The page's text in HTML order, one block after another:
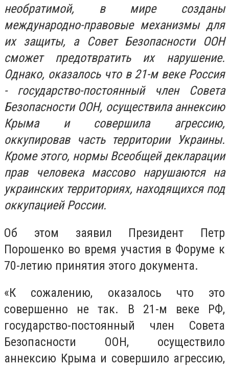
необратимой, в мире созданы
международно-правовые механизмы для
их защиты, а Совет Безопасности ООН
сможет предотвратить их нарушение.
Однако, оказалось что в 21-м веке Россия
- государство-постоянный член Совета
Безопасности ООН, осуществила аннексию
Крыма и совершила агрессию,
оккупировав часть территории Украины.
Кроме этого, нормы Всеобщей декларации
прав человека массово нарушаются на
украинских территориях, находящихся под
оккупацией России.
Об этом заявил Президент Петр
Порошенко во время участия в Форуме к
70-летию принятия этого документа.
«К сожалению, оказалось что это
совершенно не так. В 21-м веке РФ,
государство-постоянный член Совета
Безопасности ООН, осуществило
аннексию Крыма и совершило агрессию,